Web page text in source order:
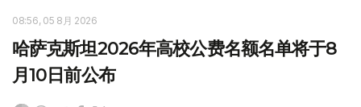
08:56, 05 8月 2026
哈萨克斯坦2026年高校公费名额名单将于8
月10日前公布